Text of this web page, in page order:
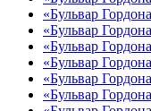
«Бульвар
«Бульвар
«Бульвар
«Бульвар
«Бульвар
«Бульвар